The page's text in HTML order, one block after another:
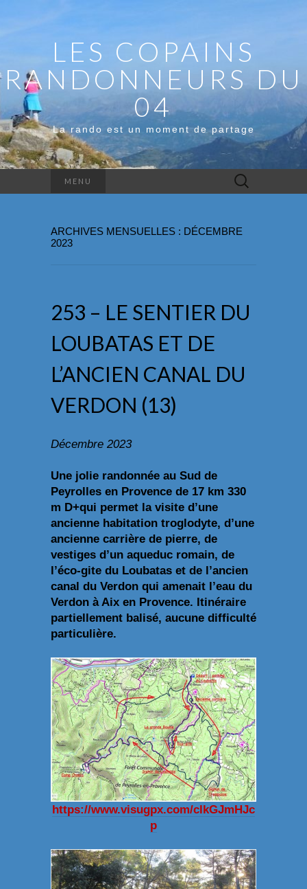
LES COPAINS
RANDONNEURS DU
04
La rando est un moment de partage
MENU Rechercher :
ARCHIVES MENSUELLES : DÉCEMBRE
2023
253 – LE SENTIER DU
LOUBATAS ET DE
L’ANCIEN CANAL DU
VERDON (13)
Décembre 2023
Une jolie randonnée au Sud de
Peyrolles en Provence de 17 km 330
m D+qui permet la visite d’une
ancienne habitation troglodyte, d’une
ancienne carrière de pierre, de
vestiges d’un aqueduc romain, de
l’éco-gite du Loubatas et de l’ancien
canal du Verdon qui amenait l’eau du
Verdon à Aix en Provence. Itinéraire
partiellement balisé, aucune difficulté
particulière.
https://www.visugpx.com/clkGJmHJc
p